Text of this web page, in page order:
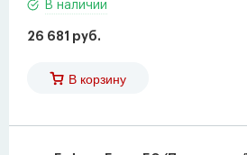
В наличии
26 681 руб.
В корзину